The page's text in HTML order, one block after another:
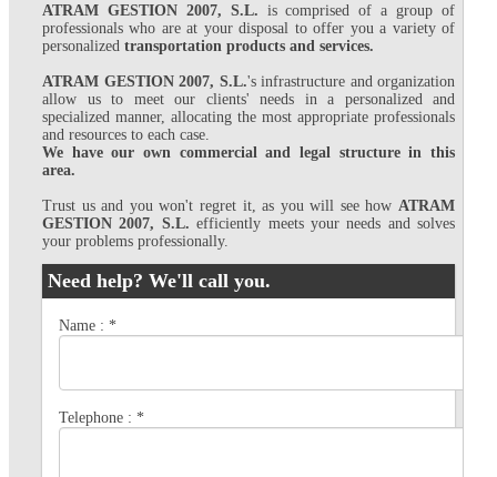
ATRAM GESTION 2007, S.L. is comprised of a group of
professionals who are at your disposal to offer you a variety of
personalized transportation products and services.
ATRAM GESTION 2007, S.L.'s infrastructure and organization
allow us to meet our clients' needs in a personalized and
specialized manner, allocating the most appropriate professionals
and resources to each case.
We have our own commercial and legal structure in this
area.
Trust us and you won't regret it, as you will see how ATRAM
GESTION 2007, S.L. efficiently meets your needs and solves
your problems professionally.
Need help? We'll call you.
Name : *
Telephone : *